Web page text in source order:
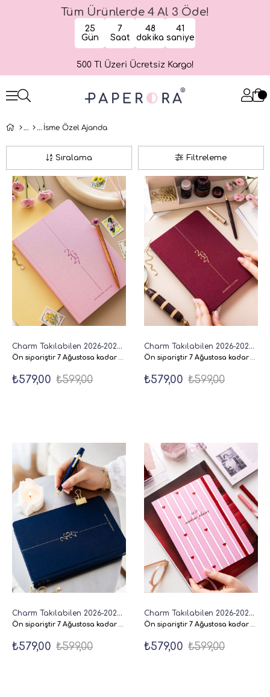
Tüm Ürünlerde 4 Al 3 Öde!
25
Gün
7
Saat
48
dakika
40
saniye
500 Tl Üzeri Ücretsiz Kargo!
İsme Özel Ajanda
Filtreleme
Sıralama
Charm Takılabilen 2026-2027 A5 Akademik Haftalık Ajanda 16 Aylık - Pembe
Ön sipariştir 7 Ağustosa kadar Siparişiniz kargoya verilecekdir.
₺579,00 ₺599,00
Charm Takılabilen 2026-2027 A5 Keten Akademik Haftalık Ajanda 16 Aylık - Bordo
Ön sipariştir 7 Ağustosa kadar Siparişiniz kargoya verilecekdir.
₺579,00 ₺599,00
Charm Takılabilen 2026-2027 A5 Keten Akademik Haftalık Ajanda 16 Aylık - Lacivert
Ön sipariştir 7 Ağustosa kadar Siparişiniz kargoya verilecekdir.
₺579,00 ₺599,00
Charm Takılabilen 2026-2027 A5 Akademik Haftalık Ajanda 16 Aylık - Çizgiler
Ön sipariştir 7 Ağustosa kadar Siparişiniz kargoya verilecekdir.
₺579,00 ₺599,00